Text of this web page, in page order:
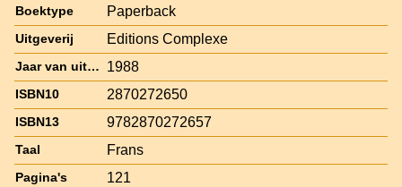
Boektype Paperback
Uitgeverij Editions Complexe
Jaar van uitgave 1988
ISBN10 2870272650
ISBN13 9782870272657
Taal Frans
Pagina's 121